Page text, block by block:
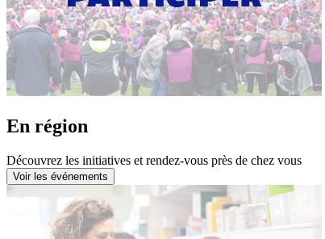
En région
Découvrez les initiatives et rendez-vous près de chez vous
Voir les événements